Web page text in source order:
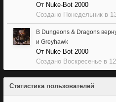
От Nuke-Bot 2000
Создано Понедельник в
В Dungeons & Dragons
и Greyhawk
От Nuke-Bot 2000
Создано Воскресенье в
Статистика пользователей